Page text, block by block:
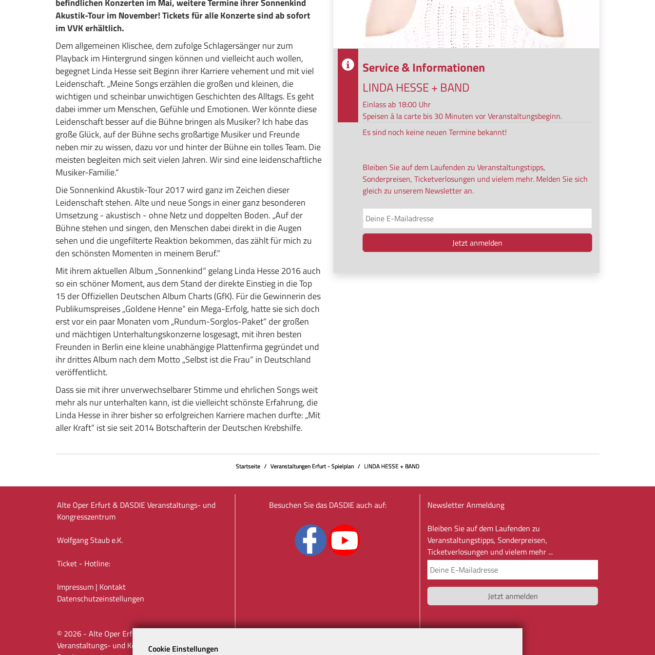
befindlichen Konzerten im Mai, weitere Termine ihrer Sonnenkind
Akustik-Tour im November! Tickets für alle Konzerte sind ab sofort
im VVK erhältlich.
Dem allgemeinen Klischee, dem zufolge Schlagersänger nur zum
Playback im Hintergrund singen können und vielleicht auch wollen,
begegnet Linda Hesse seit Beginn ihrer Karriere vehement und mit viel
Leidenschaft. „Meine Songs erzählen die großen und kleinen, die
wichtigen und scheinbar unwichtigen Geschichten des Alltags. Es geht
dabei immer um Menschen, Gefühle und Emotionen. Wer könnte diese
Leidenschaft besser auf die Bühne bringen als Musiker? Ich habe das
große Glück, auf der Bühne sechs großartige Musiker und Freunde
neben mir zu wissen, dazu vor und hinter der Bühne ein tolles Team. Die
meisten begleiten mich seit vielen Jahren. Wir sind eine leidenschaftliche
Musiker-Familie.“
Die Sonnenkind Akustik-Tour 2017 wird ganz im Zeichen dieser
Leidenschaft stehen. Alte und neue Songs in einer ganz besonderen
Umsetzung - akustisch - ohne Netz und doppelten Boden. „Auf der
Bühne stehen und singen, den Menschen dabei direkt in die Augen
sehen und die ungefilterte Reaktion bekommen, das zählt für mich zu
den schönsten Momenten in meinem Beruf.“
Mit ihrem aktuellen Album „Sonnenkind“ gelang Linda Hesse 2016 auch
so ein schöner Moment, aus dem Stand der direkte Einstieg in die Top
15 der Offiziellen Deutschen Album Charts (GfK). Für die Gewinnerin des
Publikumspreises „Goldene Henne“ ein Mega-Erfolg, hatte sie sich doch
erst vor ein paar Monaten vom „Rundum-Sorglos-Paket“ der großen
und mächtigen Unterhaltungskonzerne losgesagt, mit ihren besten
Freunden in Berlin eine kleine unabhängige Plattenfirma gegründet und
ihr drittes Album nach dem Motto „Selbst ist die Frau“ in Deutschland
veröffentlicht.
Dass sie mit ihrer unverwechselbarer Stimme und ehrlichen Songs weit
mehr als nur unterhalten kann, ist die vielleicht schönste Erfahrung, die
Linda Hesse in ihrer bisher so erfolgreichen Karriere machen durfte: „Mit
aller Kraft“ ist sie seit 2014 Botschafterin der Deutschen Krebshilfe.
Service & Informationen
LINDA HESSE + BAND
Einlass ab 18:00 Uhr
Speisen á la carte bis 30 Minuten vor Veranstaltungsbeginn.
Es sind noch keine neuen Termine bekannt!
Bleiben Sie auf dem Laufenden zu Veranstaltungstipps,
Sonderpreisen, Ticketverlosungen und vielem mehr. Melden Sie sich
gleich zu unserem Newsletter an.
Startseite Veranstaltungen Erfurt - Spielplan LINDA HESSE + BAND
Alte Oper Erfurt & DASDIE Veranstaltungs- und
Kongresszentrum
Wolfgang Staub e.K.
Ticket - Hotline:
Impressum | Kontakt
Datenschutz­einstellungen
© 2026 - Alte Oper Erfurt & DASDIE
Veranstaltungs- und Kongresszentrum |ATeO-
Besuchen Sie das DASDIE auch auf:
Newsletter Anmeldung
Bleiben Sie auf dem Laufenden zu
Veranstaltungstipps, Sonderpreisen,
Ticketverlosungen und vielem mehr ...
Cookie Einstellungen